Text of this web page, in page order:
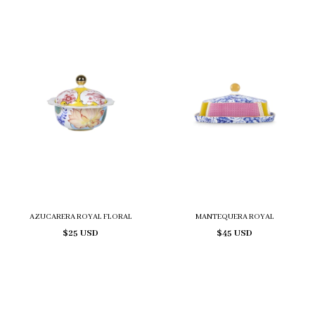
AZUCARERA ROYAL FLORAL
$25 USD
MANTEQUERA ROYAL
$45 USD